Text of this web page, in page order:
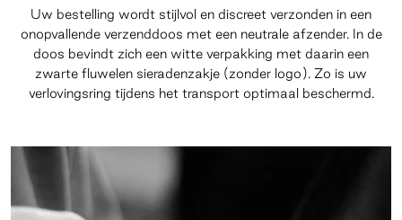
Uw bestelling wordt stijlvol en discreet verzonden in een
onopvallende verzenddoos met een neutrale afzender. In de
doos bevindt zich een witte verpakking met daarin een
zwarte fluwelen sieradenzakje (zonder logo). Zo is uw
verlovingsring tijdens het transport optimaal beschermd.